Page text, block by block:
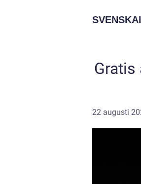
22 augusti